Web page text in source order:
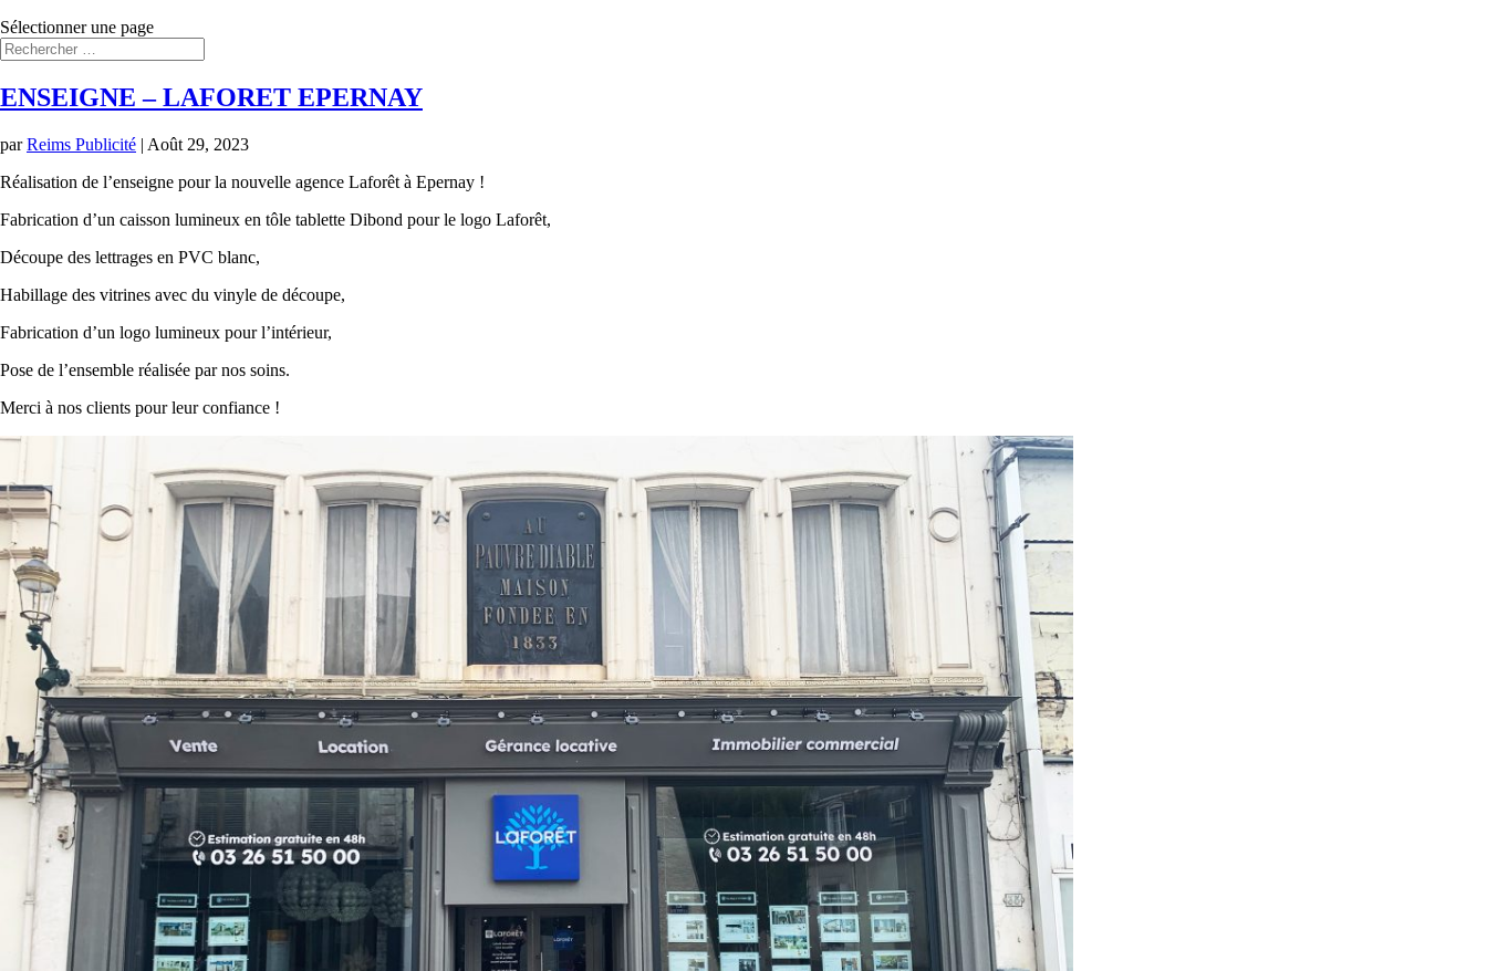
Sélectionner une page
ENSEIGNE – LAFORET EPERNAY
parReims Publicité | Août 29, 2023
Réalisation de l’enseigne pour la nouvelle agence Laforêt à Epernay !
Fabrication d’un caisson lumineux en tôle tablette Dibond pour le logo Laforêt,
Découpe des lettrages en PVC blanc,
Habillage des vitrines avec du vinyle de découpe,
Fabrication d’un logo lumineux pour l’intérieur,
Pose de l’ensemble réalisée par nos soins.
Merci à nos clients pour leur confiance !